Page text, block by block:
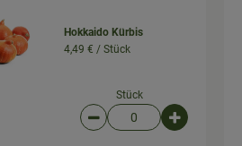
Hokkaido Kürbis
4,49 € / Stück
Stück
Artikelanzahl